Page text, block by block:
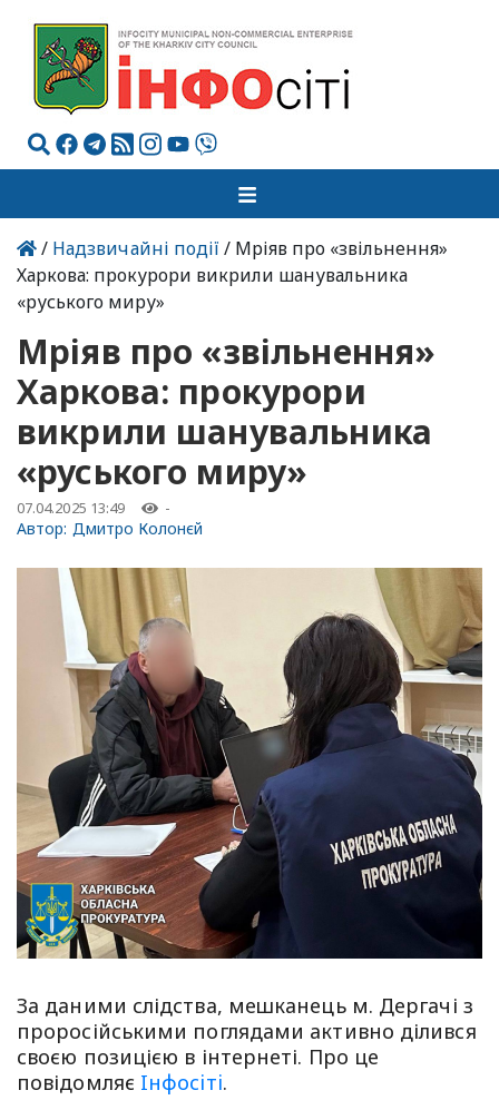
/ Надзвичайні події / Мріяв про «звільнення»
Харкова: прокурори викрили шанувальника
«руського миру»
Мріяв про «звільнення»
Харкова: прокурори
викрили шанувальника
«руського миру»
07.04.2025 13:49 -
Автор: Дмитро Колонєй
За даними слідства, мешканець м. Дергачі з
проросійськими поглядами активно ділився
своєю позицією в інтернеті. Про це
повідомляє Iнфосiтi.